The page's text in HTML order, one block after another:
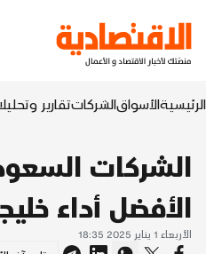
الرئيسيةالأسواقالشركاتتقارير
الشركات
الأفضل أداء
الأربعاء 1 يناير 2025 18:35